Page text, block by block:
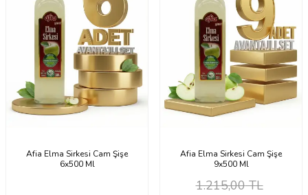
Afia Elma Sirkesi Cam Şişe
6x500 Ml
Afia Elma Sirkesi Cam Şişe
9x500 Ml
1.215,00TL